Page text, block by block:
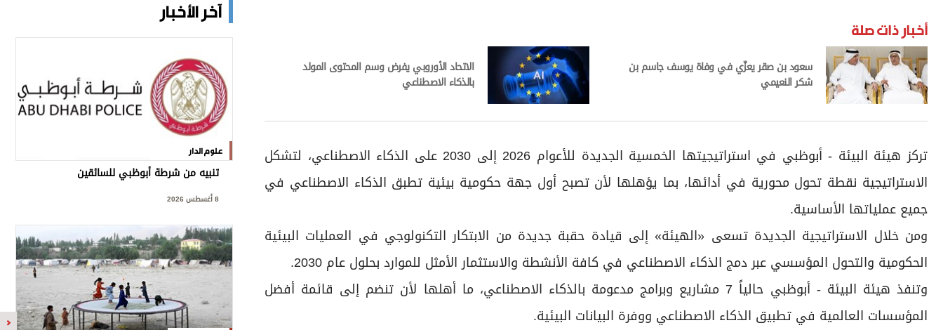
أخبار ذات صلة
سعود بن صقر يعزّي في وفاة يوسف جاسم بن
شكر النعيمي
الاتحاد الأوروبي يفرض وسم المحتوى المولد
بالذكاء الاصطناعي
تركز هيئة البيئة - أبوظبي في استراتيجيتها الخمسية الجديدة للأعوام 2026 إلى 2030 على الذكاء الاصطناعي، لتشكل
الاستراتيجية نقطة تحول محورية في أدائها، بما يؤهلها لأن تصبح أول جهة حكومية بيئية تطبق الذكاء الاصطناعي في
جميع عملياتها الأساسية.
ومن خلال الاستراتيجية الجديدة تسعى «الهيئة» إلى قيادة حقبة جديدة من الابتكار التكنولوجي في العمليات البيئية
الحكومية والتحول المؤسسي عبر دمج الذكاء الاصطناعي في كافة الأنشطة والاستثمار الأمثل للموارد بحلول عام 2030.
وتنفذ هيئة البيئة - أبوظبي حالياً 7 مشاريع وبرامج مدعومة بالذكاء الاصطناعي، ما أهلها لأن تنضم إلى قائمة أفضل
المؤسسات العالمية في تطبيق الذكاء الاصطناعي ووفرة البيانات البيئية.
آخر الأخبار
علوم الدار
تنبيه من شرطة أبوظبي للسائقين
8 أغسطس 2026